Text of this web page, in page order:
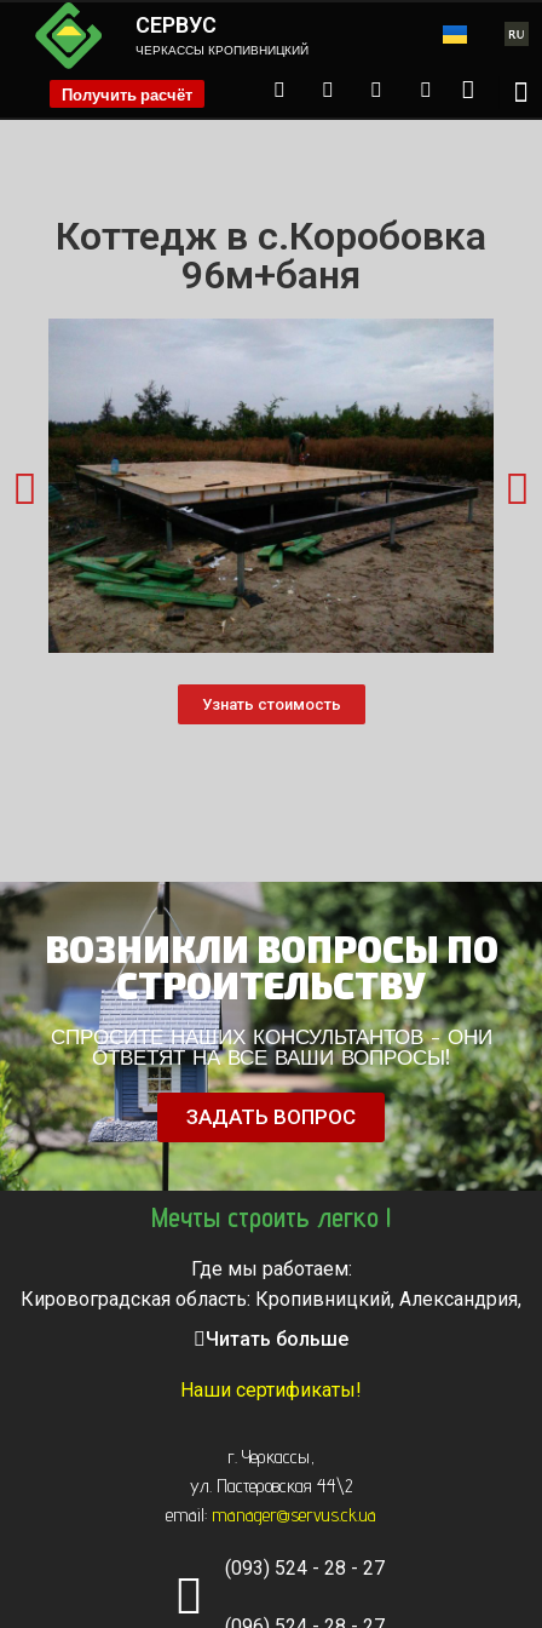
СЕРВУС
ЧЕРКАССЫ КРОПИВНИЦКИЙ
Получить расчёт phone
Коттедж в с.Коробовка
96м+баня
Узнать стоимость
ВОЗНИКЛИ ВОПРОСЫ ПО
СТРОИТЕЛЬСТВУ
СПРОСИТЕ НАШИХ КОНСУЛЬТАНТОВ - ОНИ
ОТВЕТЯТ НА ВСЕ ВАШИ ВОПРОСЫ!
ЗАДАТЬ ВОПРОС
Мечты строить легко !
Где мы работаем:
Кировоградская область: Кропивницкий, Александрия,
Знаменка, Долинская, Новоархангельск, Светловодск
Звенигородка, Золотоноша, Каменка, Канев, Корсунь-
Монастырище, Смела, Тальное, Умань, Христиновка.
Черкассы, Чигирин, Чорнобай, Шпола
Читать больше
Наши сертификаты!
г. Черкассы,
ул. Пастеровская 44\2
email: manager@servus.ck.ua
(093) 524 - 28 - 27